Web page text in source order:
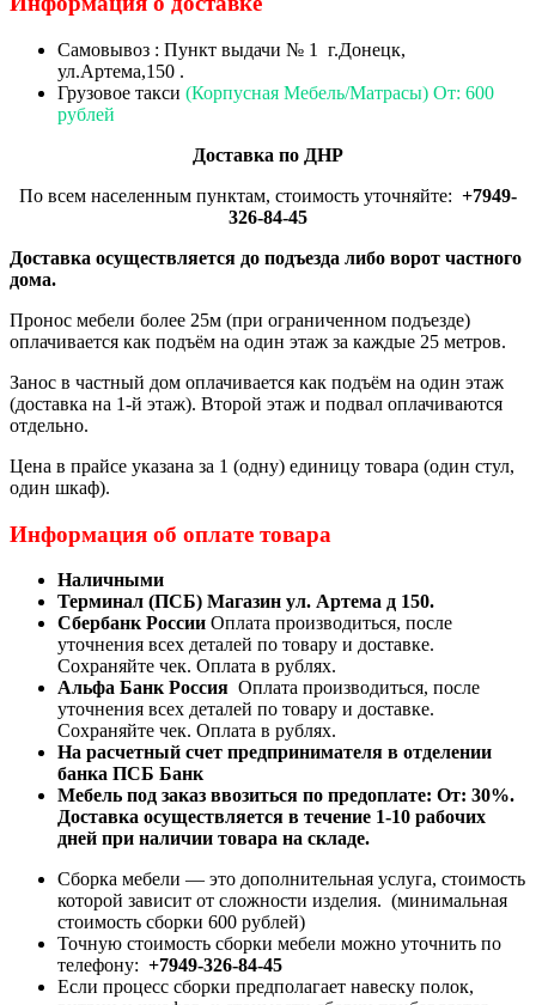
Самовывоз : Пункт выдачи № 1 г.Донецк,
ул.Артема,150 .
Грузовое такси (Корпусная Мебель/Матрасы) От: 600
рублей
Доставка по ДНР
По всем населенным пунктам, стоимость уточняйте: +7949-
326-84-45
Доставка осуществляется до подъезда либо ворот частного
дома.
Пронос мебели более 25м (при ограниченном подъезде)
оплачивается как подъём на один этаж за каждые 25 метров.
Занос в частный дом оплачивается как подъём на один этаж
(доставка на 1-й этаж). Второй этаж и подвал оплачиваются
отдельно.
Цена в прайсе указана за 1 (одну) единицу товара (один стул,
один шкаф).
Информация об оплате товара
Наличными
Терминал (ПСБ) Магазин ул. Артема д 150.
Сбербанк России Оплата производиться, после
уточнения всех деталей по товару и доставке.
Сохраняйте чек. Оплата в рублях.
Альфа Банк Россия Оплата производиться, после
уточнения всех деталей по товару и доставке.
Сохраняйте чек. Оплата в рублях.
На расчетный счет предпринимателя в отделении
банка ПСБ Банк
Мебель под заказ ввозиться по предоплате: От: 30%.
Доставка осуществляется в течение 1-10 рабочих
дней при наличии товара на складе.
Сборка мебели — это дополнительная услуга, стоимость
которой зависит от сложности изделия. (минимальная
стоимость сборки 600 рублей)
Точную стоимость сборки мебели можно уточнить по
телефону: +7949-326-84-45
Если процесс сборки предполагает навеску полок,